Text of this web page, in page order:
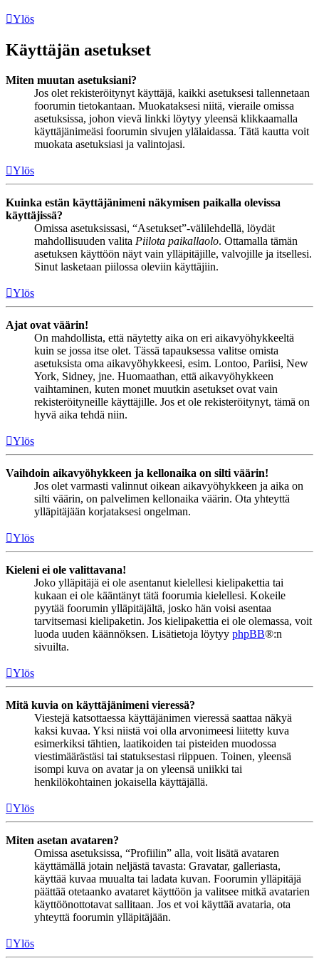
Ylös
Käyttäjän asetukset
Miten muutan asetuksiani?
Jos olet rekisteröitynyt käyttäjä, kaikki asetuksesi tallennetaan
foorumin tietokantaan. Muokataksesi niitä, vieraile omissa
asetuksissa, johon vievä linkki löytyy yleensä klikkaamalla
käyttäjänimeäsi foorumin sivujen ylälaidassa. Tätä kautta voit
muokata asetuksiasi ja valintojasi.
Ylös
Kuinka estän käyttäjänimeni näkymisen paikalla olevissa
käyttäjissä?
Omissa asetuksissasi, “Asetukset”-välilehdellä, löydät
mahdollisuuden valita Piilota paikallaolo. Ottamalla tämän
asetuksen käyttöön näyt vain ylläpitäjille, valvojille ja itsellesi.
Sinut lasketaan piilossa oleviin käyttäjiin.
Ylös
Ajat ovat väärin!
On mahdollista, että näytetty aika on eri aikavyöhykkeeltä
kuin se jossa itse olet. Tässä tapauksessa valitse omista
asetuksista oma aikavyöhykkeesi, esim. Lontoo, Pariisi, New
York, Sidney, jne. Huomaathan, että aikavyöhykkeen
vaihtaminen, kuten monet muutkin asetukset ovat vain
rekisteröityneille käyttäjille. Jos et ole rekisteröitynyt, tämä on
hyvä aika tehdä niin.
Ylös
Vaihdoin aikavyöhykkeen ja kellonaika on silti väärin!
Jos olet varmasti valinnut oikean aikavyöhykkeen ja aika on
silti väärin, on palvelimen kellonaika väärin. Ota yhteyttä
ylläpitäjään korjataksesi ongelman.
Ylös
Kieleni ei ole valittavana!
Joko ylläpitäjä ei ole asentanut kielellesi kielipakettia tai
kukaan ei ole kääntänyt tätä foorumia kielellesi. Kokeile
pyytää foorumin ylläpitäjältä, josko hän voisi asentaa
tarvitsemasi kielipaketin. Jos kielipakettia ei ole olemassa, voit
luoda uuden käännöksen. Lisätietoja löytyy phpBB®:n
sivuilta.
Ylös
Mitä kuvia on käyttäjänimeni vieressä?
Viestejä katsottaessa käyttäjänimen vieressä saattaa näkyä
kaksi kuvaa. Yksi niistä voi olla arvonimeesi liitetty kuva
esimerkiksi tähtien, laatikoiden tai pisteiden muodossa
viestimäärästäsi tai statuksestasi riippuen. Toinen, yleensä
isompi kuva on avatar ja on yleensä uniikki tai
henkilökohtainen jokaisella käyttäjällä.
Ylös
Miten asetan avataren?
Omissa asetuksissa, “Profiilin” alla, voit lisätä avataren
käyttämällä jotain neljästä tavasta: Gravatar, galleriasta,
käyttää kuvaa muualta tai ladata kuvan. Foorumin ylläpitäjä
päättää otetaanko avataret käyttöön ja valitsee mitkä avatarien
käyttöönottotavat sallitaan. Jos et voi käyttää avataria, ota
yhteyttä foorumin ylläpitäjään.
Ylös